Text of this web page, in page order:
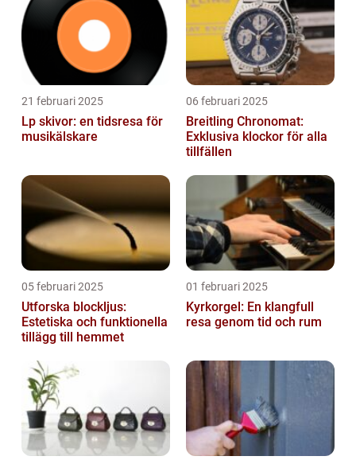
21 februari 2025
Lp skivor: en tidsresa för
musikälskare
06 februari 2025
Breitling Chronomat:
Exklusiva klockor för alla
tillfällen
05 februari 2025
Utforska blockljus:
Estetiska och funktionella
tillägg till hemmet
01 februari 2025
Kyrkorgel: En klangfull
resa genom tid och rum